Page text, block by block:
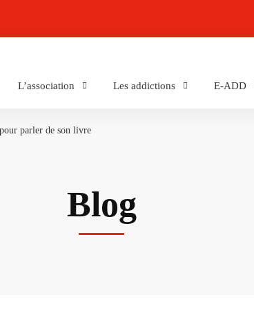
L’association Les addictions E-ADD
parler de son livre
Blog